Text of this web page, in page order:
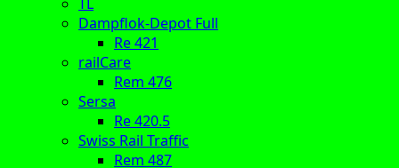
Dampflok-Depot Full
Re 421
railCare
Rem 476
Sersa
Re 420.5
Swiss Rail Traffic
Rem 487